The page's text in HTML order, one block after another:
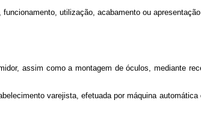
utilização, acabamento ou
assim como a montagem de óculos,
varejista, efetuada por máquina